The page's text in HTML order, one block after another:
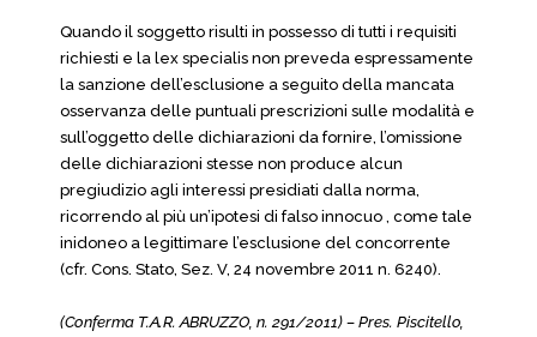
Quando il soggetto risulti in possesso di tutti i requisiti
richiesti e la lex specialis non preveda espressamente
la sanzione dell’esclusione a seguito della mancata
osservanza delle puntuali prescrizioni sulle modalità e
sull’oggetto delle dichiarazioni da fornire, l’omissione
delle dichiarazioni stesse non produce alcun
pregiudizio agli interessi presidiati dalla norma,
ricorrendo al più un’ipotesi di falso innocuo , come tale
inidoneo a legittimare l’esclusione del concorrente
(cfr. Cons. Stato, Sez. V, 24 novembre 2011 n. 6240).
(Conferma T.A.R. ABRUZZO, n. 291/2011) – Pres. Piscitello,